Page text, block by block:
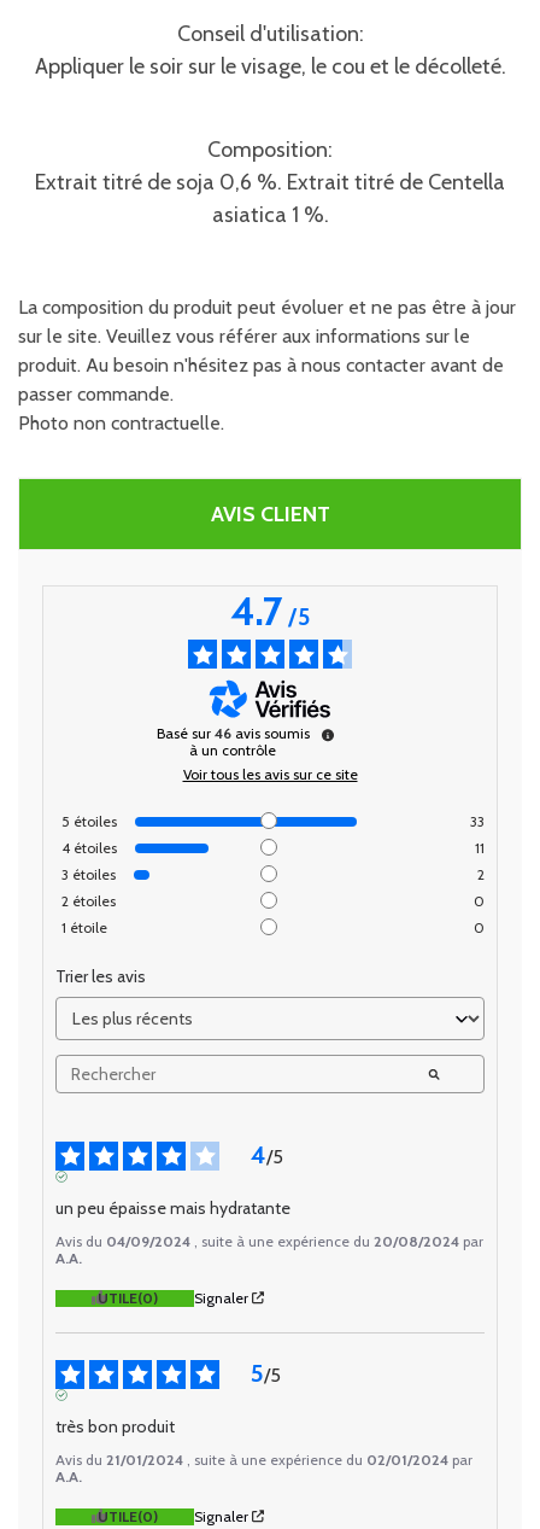
Conseil d'utilisation:
Appliquer le soir sur le visage, le cou et le décolleté.
Composition:
Extrait titré de soja 0,6 %. Extrait titré de Centella
asiatica 1 %.
La composition du produit peut évoluer et ne pas être à jour
sur le site. Veuillez vous référer aux informations sur le
produit. Au besoin n'hésitez pas à nous contacter avant de
passer commande.
Photo non contractuelle.
AVIS CLIENT
4.7/5
Basé sur 46 avis soumis
à un contrôle
Voir tous les avis sur ce site
5 étoiles
33
4 étoiles
11
3 étoiles
2
2 étoiles
0
1 étoile 0
Trier les avis
4/5
un peu épaisse mais hydratante
Avis du 04/09/2024 , suite à une expérience du 20/08/2024 par
A.A.
UTILE(0) Signaler
5/5
très bon produit
Avis du 21/01/2024 , suite à une expérience du 02/01/2024 par
A.A.
UTILE(0) Signaler